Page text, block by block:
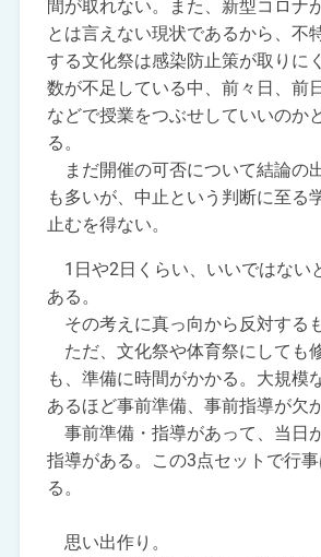
間が取れない。また、新型コロナ
とは言えない現状であるから、不
する文化祭は感染防止策が取りに
数が不足している中、前々日、前
などで授業をつぶせしていいのか
る。
まだ開催の可否について結論の
も多いが、中止という判断に至る
止むを得ない。
1日や2日くらい、いいではない
ある。
その考えに真っ向から反対する
ただ、文化祭や体育祭にしても
も、準備に時間がかかる。大規模
あるほど事前準備、事前指導が欠
事前準備・指導があって、当日
指導がある。この3点セットで行
る。
思い出作り。